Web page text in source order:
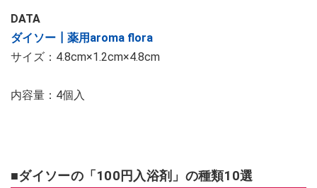
DATA
ダイソー┃薬用aroma flora
サイズ：4.8cm×1.2cm×4.8cm
内容量：4個入
■ダイソーの「100円入浴剤」の種類10選